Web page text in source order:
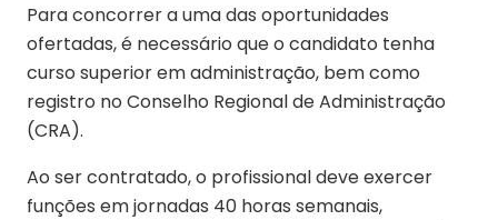
Para concorrer a uma das oportunidades
ofertadas, é necessário que o candidato tenha
curso superior em administração, bem como
registro no Conselho Regional de Administração
(CRA).
Ao ser contratado, o profissional deve exercer
funções em jornadas 40 horas semanais,